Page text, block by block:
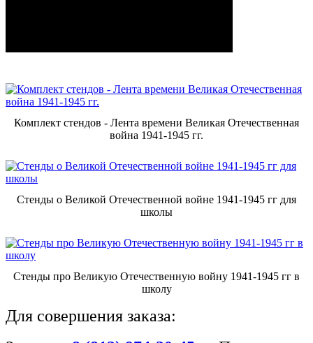
Комплект стендов - Лента времени Великая Отечественная
война 1941-1945 гг.
Стенды о Великой Отечественной войне 1941-1945 гг для
школы
Стенды про Великую Отечественную войну 1941-1945 гг в
школу
Для совершения заказа: